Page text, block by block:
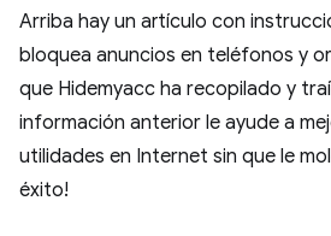
Arriba hay un artículo con
bloquea anuncios en teléfonos y
que Hidemyacc ha recopilado y
información anterior le ayude a
utilidades en Internet sin que le
éxito!